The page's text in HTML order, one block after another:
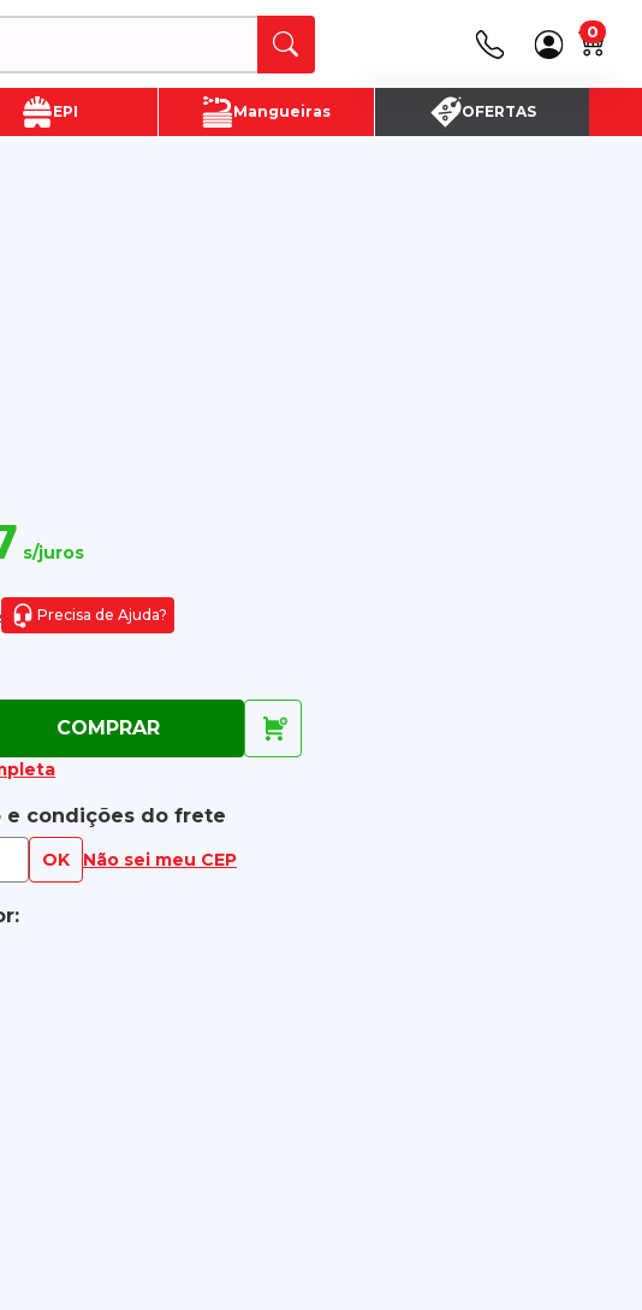
Canais de Atendimento
(16) 3720 - 4700
0
EPI Mangueiras OFERTAS
s/juros
Precisa de Ajuda?
COMPRAR
e condições do frete
OK Não sei meu CEP